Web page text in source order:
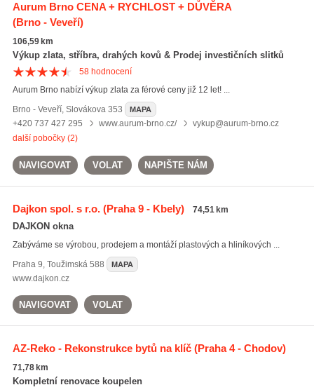
Aurum Brno CENA + RYCHLOST + DŮVĚRA
(Brno - Veveří)
106,59 km
Výkup zlata, stříbra, drahých kovů & Prodej investičních slitků
58hodnocení
Aurum Brno nabízí výkup zlata za férové ceny již 12 let! ...
Brno - Veveří, Slovákova 353 MAPA
+420 737 427 295 www.aurum-brno.cz/
vykup@aurum-brno.cz
další pobočky (2)
NAVIGOVAT VOLAT NAPIŠTE NÁM
Dajkon spol. s r.o.(Praha 9 - Kbely) 74,51 km
DAJKON okna
Zabýváme se výrobou, prodejem a montáží plastových a hliníkových ...
Praha 9, Toužimská 588 MAPA
www.dajkon.cz
NAVIGOVAT VOLAT
AZ-Reko - Rekonstrukce bytů na klíč(Praha 4 - Chodov)
71,78 km
Kompletní renovace koupelen